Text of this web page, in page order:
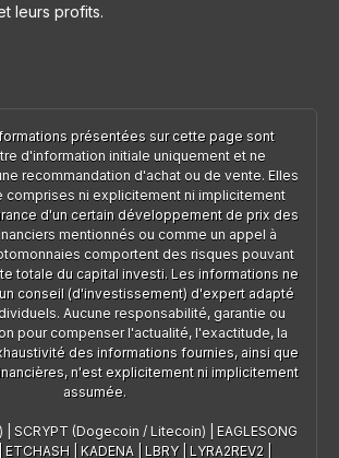
leurs profits.
présentées sur cette page sont
d'information initiale uniquement et ne
recommandation d'achat ou de vente. Elles
comprises ni explicitement ni implicitement
d'un certain développement de prix des
mentionnés ou comme un appel à
comportent des risques pouvant
totale du capital investi. Les informations ne
conseil (d'investissement) d'expert adapté
Aucune responsabilité, garantie ou
pour compenser l'actualité, l'exactitude, la
des informations fournies, ainsi que
n'est explicitement ni implicitement
assumée.
SCRYPT (Dogecoin / Litecoin)
EAGLESONG
ETCHASH KADENA LBRY| LYRA2REV2